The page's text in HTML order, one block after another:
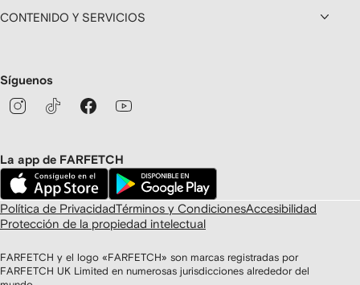
CONTENIDO Y SERVICIOS
Síguenos
La app de FARFETCH
Política de PrivacidadTérminos y CondicionesAccesibilidad
Protección de la propiedad intelectual
FARFETCH y el logo «FARFETCH» son marcas registradas por
FARFETCH UK Limited en numerosas jurisdicciones alrededor del